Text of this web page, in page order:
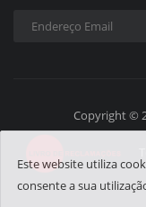
Copyright ©
Este website utiliza
consente a sua